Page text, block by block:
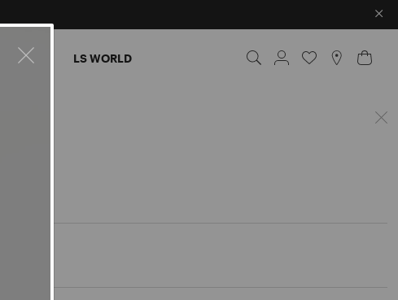
×
LS WORLD